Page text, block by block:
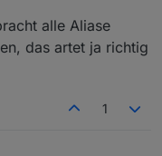
alle Aliase
das artet ja richtig
1